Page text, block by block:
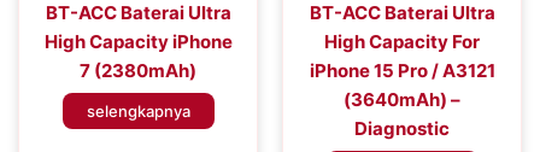
BT-ACC Baterai Ultra
High Capacity iPhone
7 (2380mAh)
selengkapnya
BT-ACC Baterai Ultra
High Capacity For
iPhone 15 Pro / A3121
(3640mAh) –
Diagnostic